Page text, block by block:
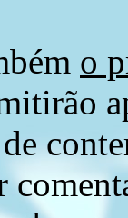
o